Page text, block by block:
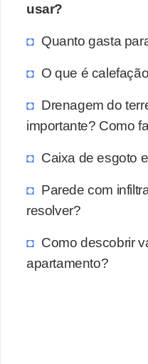
usar?
Quanto gasta
O que é
Drenagem do
importante? Como
Caixa de esgoto
Parede com
resolver?
Como descobrir
apartamento?